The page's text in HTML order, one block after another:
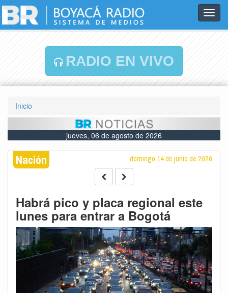
RADIO EN VIVO
Inicio
jueves, 06 de agosto de 2026
Nación domingo 14 de junio de 2026
Habrá pico y placa regional este
lunes para entrar a Bogotá